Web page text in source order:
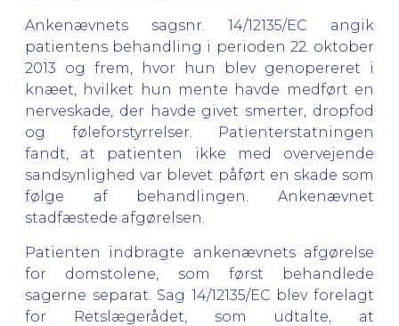
Ankenævnets sagsnr. 14/12135/EC angik
patientens behandling i perioden 22. oktober
2013 og frem, hvor hun blev genopereret i
knæet, hvilket hun mente havde medført en
nerveskade, der havde givet smerter, dropfod
og føleforstyrrelser. Patienterstatningen
fandt, at patienten ikke med overvejende
sandsynlighed var blevet påført en skade som
følge af behandlingen. Ankenævnet
stadfæstede afgørelsen.
Patienten indbragte ankenævnets afgørelse
for domstolene, som først behandlede
sagerne separat. Sag 14/12135/EC blev forelagt
for Retslægerådet, som udtalte, at